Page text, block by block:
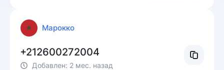
Марокко
+212600272004
Добавлен: 2 мес. назад